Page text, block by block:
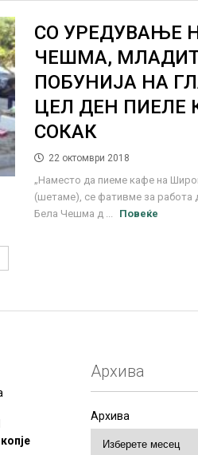
СО УРЕДУВАЊЕ
ЧЕШМА,
ПОБУНИЈА НА
ЦЕЛ ДЕН ПИЕЛЕ
СОКАК
22 октомври 2018
„Наместо да пиеме кафе на
(шетаме), се фативме за работа
Бела Чешма д ...
Повеќе
Архива
Архива